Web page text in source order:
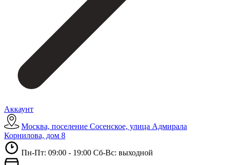
Аккаунт
Москва, поселение Сосенское, улица Адмирала
Корнилова, дом 8
Пн-Пт: 09:00 - 19:00 Сб-Вс: выходной